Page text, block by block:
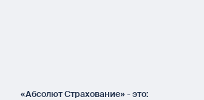
«Абсолют Страхование» - это: